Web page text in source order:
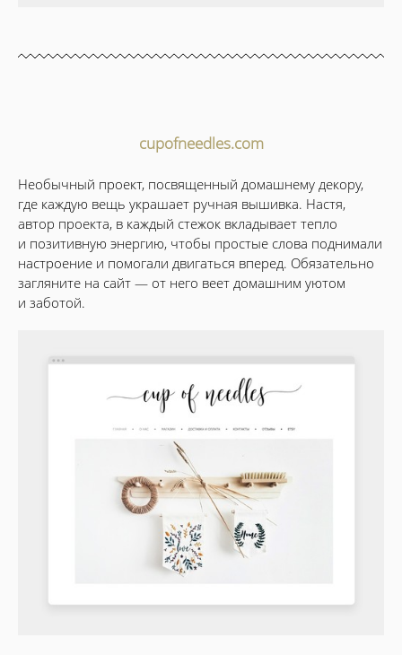
cupofneedles.com
Необычный проект, посвященный домашнему декору,
где каждую вещь украшает ручная вышивка. Настя,
автор проекта, в каждый стежок вкладывает тепло
и позитивную энергию, чтобы простые слова поднимали
настроение и помогали двигаться вперед. Обязательно
загляните на сайт — от него веет домашним уютом
и заботой.